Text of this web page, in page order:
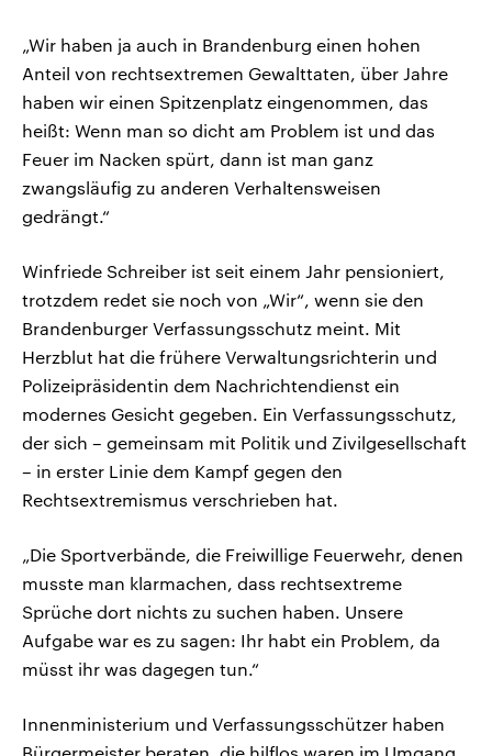
„Wir haben ja auch in Brandenburg einen hohen
Anteil von rechtsextremen Gewalttaten, über Jahre
haben wir einen Spitzenplatz eingenommen, das
heißt: Wenn man so dicht am Problem ist und das
Feuer im Nacken spürt, dann ist man ganz
zwangsläufig zu anderen Verhaltensweisen
gedrängt.“
Winfriede Schreiber ist seit einem Jahr pensioniert,
trotzdem redet sie noch von „Wir“, wenn sie den
Brandenburger Verfassungsschutz meint. Mit
Herzblut hat die frühere Verwaltungsrichterin und
Polizeipräsidentin dem Nachrichtendienst ein
modernes Gesicht gegeben. Ein Verfassungsschutz,
der sich – gemeinsam mit Politik und Zivilgesellschaft
– in erster Linie dem Kampf gegen den
Rechtsextremismus verschrieben hat.
„Die Sportverbände, die Freiwillige Feuerwehr, denen
musste man klarmachen, dass rechtsextreme
Sprüche dort nichts zu suchen haben. Unsere
Aufgabe war es zu sagen: Ihr habt ein Problem, da
müsst ihr was dagegen tun.“
Innenministerium und Verfassungsschützer haben